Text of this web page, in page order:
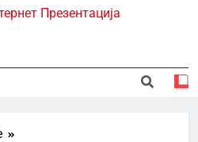
Презентација